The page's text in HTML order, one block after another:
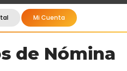
Mi Cuenta
de Nómina